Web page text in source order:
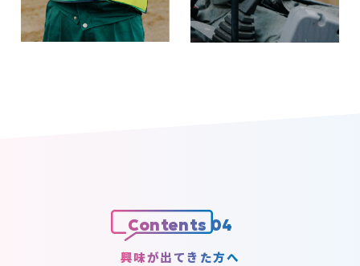
Contents 04
興味が出てきた方へ